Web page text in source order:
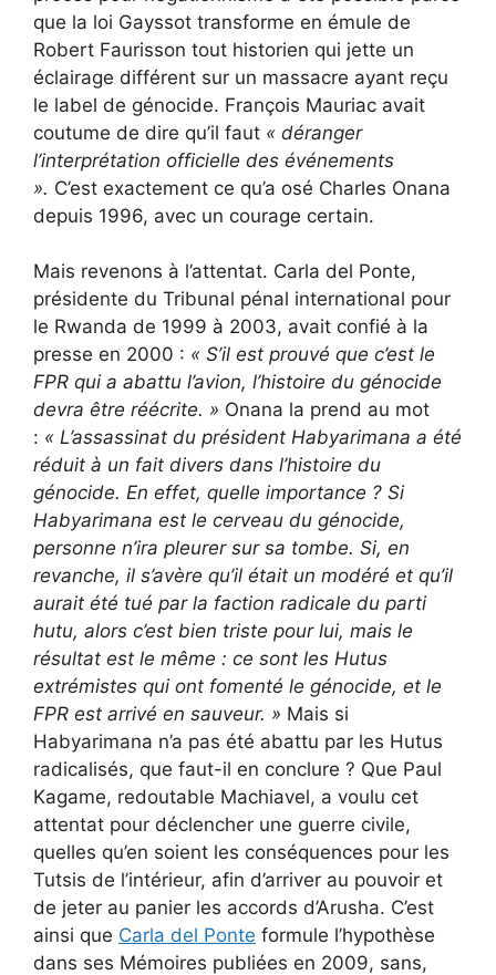
que la loi Gayssot transforme en émule de
Robert Faurisson tout historien qui jette un
éclairage différent sur un massacre ayant reçu
le label de génocide. François Mauriac avait
coutume de dire qu’il faut « déranger
l’interprétation officielle des événements
». C’est exactement ce qu’a osé Charles Onana
depuis 1996, avec un courage certain.
Mais revenons à l’attentat. Carla del Ponte,
présidente du Tribunal pénal international pour
le Rwanda de 1999 à 2003, avait confié à la
presse en 2000 : « S’il est prouvé que c’est le
FPR qui a abattu l’avion, l’histoire du génocide
devra être réécrite. » Onana la prend au mot
: « L’assassinat du président Habyarimana a été
réduit à un fait divers dans l’histoire du
génocide. En effet, quelle importance ? Si
Habyarimana est le cerveau du génocide,
personne n’ira pleurer sur sa tombe. Si, en
revanche, il s’avère qu’il était un modéré et qu’il
aurait été tué par la faction radicale du parti
hutu, alors c’est bien triste pour lui, mais le
résultat est le même : ce sont les Hutus
extrémistes qui ont fomenté le génocide, et le
FPR est arrivé en sauveur. » Mais si
Habyarimana n’a pas été abattu par les Hutus
radicalisés, que faut-il en conclure ? Que Paul
Kagame, redoutable Machiavel, a voulu cet
attentat pour déclencher une guerre civile,
quelles qu’en soient les conséquences pour les
Tutsis de l’intérieur, afin d’arriver au pouvoir et
de jeter au panier les accords d’Arusha. C’est
ainsi que Carla del Ponte formule l’hypothèse
dans ses Mémoires publiées en 2009, sans,